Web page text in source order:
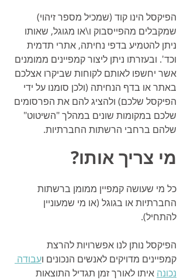
הפיקסל הינו קוד (שמכיל מספר זיהוי)
שמקבלים מהפייסבוק ו\או מגוגל, שאותו
ניתן להטמיע בדפי נחיתה, אתרי תדמית
וכד'. ובעזרתו ניתן ליצור קמפיינים ממומנים
אשר יחשפו לאותם לקוחות שביקרו אצלכם
באתר או בדף הנחיתה (ולכן סומנו על ידי
הפיקסל שלכם) ולהציג להם את הפרסומים
שלכם במקומות שונים במהלך "השיטוט"
שלהם ברחבי הרשתות החברתיות.
מי צריך אותו?
כל מי שעושה קמפיין ממומן ברשתות
החברתיות או בגוגל (או מי שמעוניין
להתחיל).
הפיקסל נותן לנו אפשרויות להרצת
קמפיינים מדויקים לאנשים הנכונים ועבודה
נכונה איתו לאורך זמן תגדיל התוצאות